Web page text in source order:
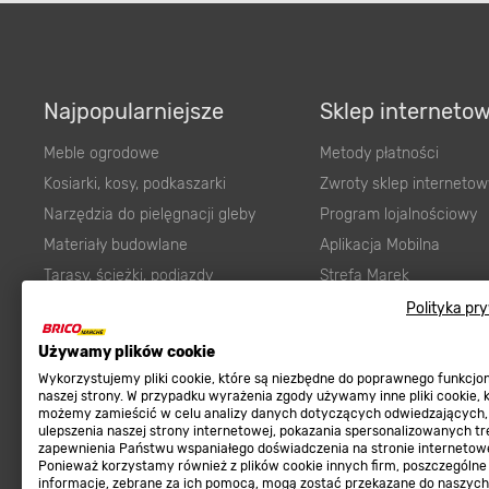
Polityka
Używamy plików cookie
Wykorzystujemy pliki cookie, które są niezbędne do poprawnego
naszej strony. W przypadku wyrażenia zgody używamy inne pliki cookie,
możemy zamieścić w celu analizy danych dotyczących odwiedzających,
ulepszenia naszej strony internetowej, pokazania spersonalizowanych
zapewnienia Państwu wspaniałego doświadczenia na stronie
Ponieważ korzystamy również z plików cookie innych firm, poszczególne
informacje, zebrane za ich pomocą, mogą zostać przekazane do naszych
Kosiarki, kosy, podkaszarki
Narzędzia do pielęgnacji gleby
Materiały budowlane
Tarasy, ścieżki, podjazdy
Podłoża i ziemie do ogrodu
Ogród
Farby wewnętrzne białe
Elektryka
Panele
Elektronarzędzia
Zwroty sklep internetowy
Program lojalnościowy
Aplikacja Mobilna
Strefa Marek
Zgłoś błąd
zgodności towaru z
Program Brico PRO
Regulaminy